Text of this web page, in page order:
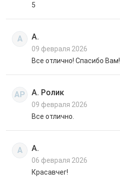
5
А А.
09 февраля 2026
Все отлично! Спасибо Вам!
АР А. Ролик
09 февраля 2026
Все отлично.
А А.
06 февраля 2026
Красавчег!